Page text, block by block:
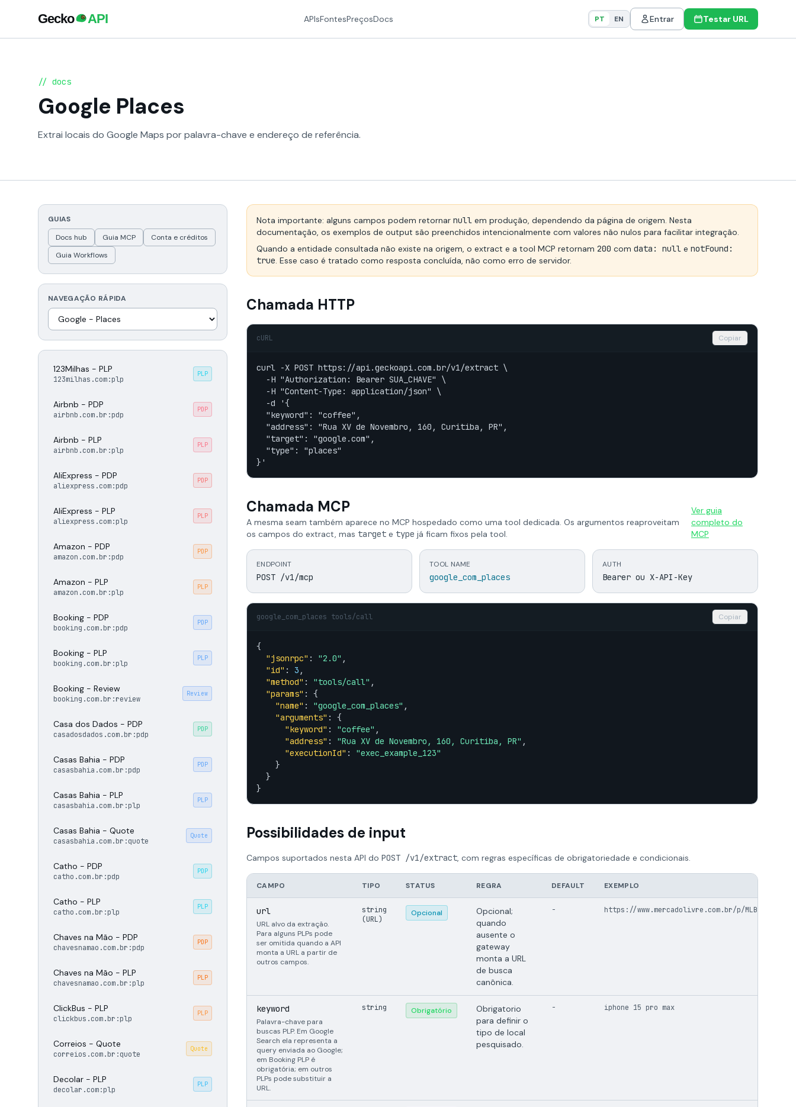
APIsFontesPreçosDocs PT EN Entrar Testar URL
// docs
Google Places
Extrai locais do Google Maps por palavra-chave e endereço de referência.
GUIAS
Docs hub
Guia MCP
Conta e créditos
Guia Workflows
NAVEGAÇÃO RÁPIDA
123Milhas - PLP
123milhas.com:plp
PLP
Airbnb - PDP
airbnb.com.br:pdp
PDP
Airbnb - PLP
airbnb.com.br:plp
PLP
AliExpress - PDP
aliexpress.com:pdp
PDP
AliExpress - PLP
aliexpress.com:plp
PLP
Amazon - PDP
amazon.com.br:pdp
PDP
Amazon - PLP
amazon.com.br:plp
PLP
Booking - PDP
booking.com.br:pdp
PDP
Booking - PLP
booking.com.br:plp
PLP
Booking - Review
booking.com.br:review
Review
Casa dos Dados - PDP
casadosdados.com.br:pdp
PDP
Casas Bahia - PDP
casasbahia.com.br:pdp
PDP
Casas Bahia - PLP
casasbahia.com.br:plp
PLP
Casas Bahia - Quote
casasbahia.com.br:quote
Quote
Catho - PDP
catho.com.br:pdp
PDP
Catho - PLP
catho.com.br:plp
PLP
Chaves na Mão - PDP
chavesnamao.com.br:pdp
PDP
Chaves na Mão - PLP
chavesnamao.com.br:plp
PLP
ClickBus - PLP
clickbus.com.br:plp
PLP
Correios - Quote
correios.com.br:quote
Quote
Decolar - PLP
decolar.com:plp
PLP
Nota importante: alguns campos podem retornar null em produção, dependendo da página de origem. Nesta
documentação, os exemplos de output são preenchidos intencionalmente com valores não nulos para facilitar integração.
Quando a entidade consultada não existe na origem, o extract e a tool MCP retornam 200 com data: null e notFound:
true. Esse caso é tratado como resposta concluída, não como erro de servidor.
Chamada HTTP
cURL Copiar
curl -X POST https://api.geckoapi.com.br/v1/extract \
  -H "Authorization: Bearer SUA_CHAVE" \
  -H "Content-Type: application/json" \
  -d '{
  "keyword": "coffee",
  "address": "Rua XV de Novembro, 160, Curitiba, PR",
  "target": "google.com",
  "type": "places"
}'
Chamada MCP
A mesma seam também aparece no MCP hospedado como uma tool dedicada. Os argumentos reaproveitam
os campos do extract, mas target e type já ficam fixos pela tool.
Ver guia
completo do
MCP
ENDPOINT
POST /v1/mcp
TOOL NAME
google_com_places
AUTH
Bearer ou X-API-Key
google_com_places tools/call Copiar
{
"jsonrpc" : "2.0" ,
"id" : 3 ,
"method" : "tools/call" ,
"params" : {
"name" : "google_com_places" ,
"arguments" : {
"keyword" : "coffee" ,
"address" : "Rua XV de Novembro, 160, Curitiba, PR" ,
"executionId" : "exec_example_123"
    }
  }
}
Possibilidades de input
Campos suportados nesta API do POST /v1/extract, com regras específicas de obrigatoriedade e condicionais.
CAMPO TIPO STATUS REGRA DEFAULT EXEMPLO
url
URL alvo da extração.
Para alguns PLPs pode
ser omitida quando a API
monta a URL a partir de
outros campos.
string
(URL)
Opcional
Opcional;
quando
ausente o
gateway
monta a URL
de busca
canônica.
- https://www.mercadolivre.com.br/p/MLB123456
keyword
Palavra-chave para
buscas PLP. Em Google
Search ela representa a
query enviada ao Google;
em Booking PLP é
obrigatória; em outros
PLPs pode substituir a
URL.
string Obrigatório
Obrigatorio
para definir o
tipo de local
pesquisado.
- iphone 15 pro max